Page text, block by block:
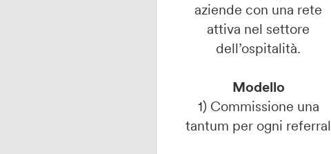
aziende con una rete
attiva nel settore
dell’ospitalità.
Modello
1) Commissione una
tantum per ogni referral